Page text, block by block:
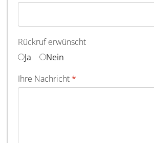
Rückruf erwünscht
Ja
Nein
Ihre Nachricht*